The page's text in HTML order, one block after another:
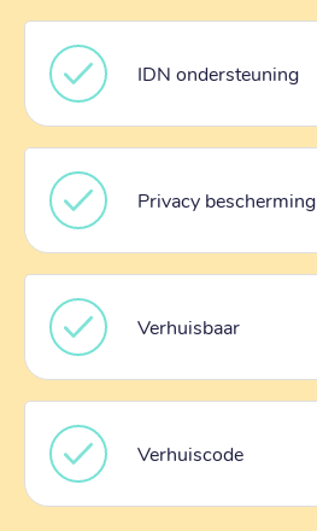
IDN ondersteuning
Privacy bescherming
Verhuisbaar
Verhuiscode